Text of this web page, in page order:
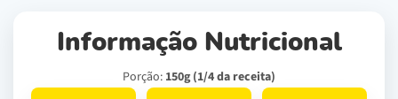
Informação Nutricional
Porção: 150g (1/4 da receita)